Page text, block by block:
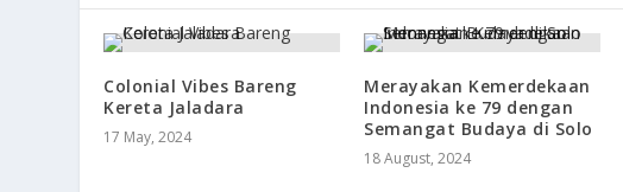
Colonial Vibes Bareng
Kereta Jaladara
17 May, 2024
Merayakan Kemerdekaan
Indonesia ke 79 dengan
Semangat Budaya di Solo
18 August, 2024